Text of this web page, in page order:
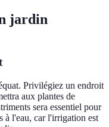
jardin
Privilégiez un endroit
aux plantes de
sera essentiel pour
à l'eau, car l'irrigation est